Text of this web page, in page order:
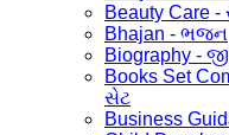
Beauty Care
Bhajan - ભજન
Biography -
Books Set
સેટ
Business